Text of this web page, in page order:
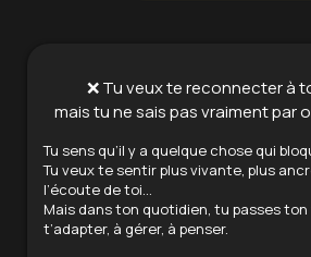
❌ Tu veux te reconnecter à
mais tu ne sais pas vraiment par
Tu sens qu’il y a quelque chose qui
Tu veux te sentir plus vivante, plus
l’écoute de toi…
Mais dans ton quotidien, tu passes ton
t’adapter, à gérer, à penser.